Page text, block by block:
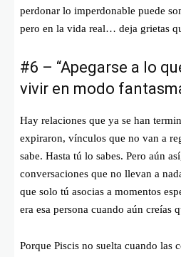
perdonar lo imperdonable puede
pero en la vida real… deja grietas
#6 – “Apegarse a lo
vivir en modo
Hay relaciones que ya se han
expiraron, vínculos que no van a
sabe. Hasta tú lo sabes. Pero aún
conversaciones que no llevan a
que solo tú asocias a momentos
era esa persona cuando aún creías
Porque Piscis no suelta cuando las